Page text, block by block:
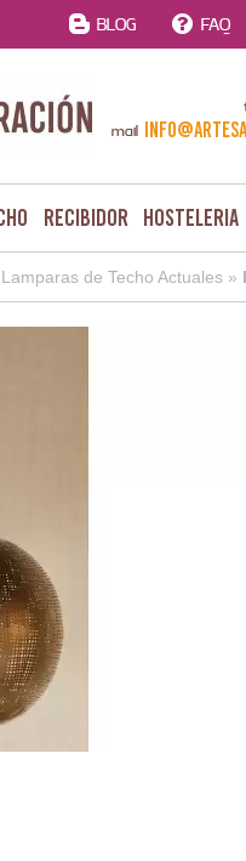
BLOG FAQ
mail
Recibidor Hosteleria
Lamparas de Techo Actuales »